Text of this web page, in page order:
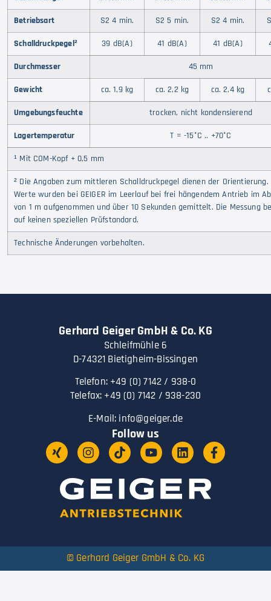
Betriebsart S2 4 min. S2 5 min. S2 4 min.
Schalldruckpegel² 39 dB(A) 41 dB(A) 41 dB(A)
Durchmesser 45 mm
Gewicht ca. 1,9 kg ca. 2,2 kg ca. 2,4 kg
Umgebungsfeuchte trocken, nicht kondensierend
Lagertemperatur T = -15°C .. +70°C
¹ Mit COM-Kopf + 0,5 mm
² Die Angaben zum mittleren Schalldruckpegel dienen der Orientierung.
Werte wurden bei GEIGER im Leerlauf bei frei hängendem Antrieb im
von 1 m aufgenommen und über 10 Sekunden gemittelt. Die Messung
auf keinen speziellen Prüfstandard.
Technische Änderungen vorbehalten.
Gerhard Geiger GmbH & Co. KG
Schleifmühle 6
D-74321 Bietigheim-Bissingen
Telefon: +49 (0) 7142 / 938-0
Telefax: +49 (0) 7142 / 938-230
E-Mail: info@geiger.de
Follow us
© Gerhard Geiger GmbH & Co. KG